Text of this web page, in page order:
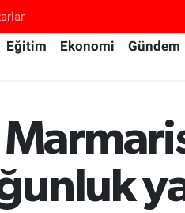
Eğitim Ekonomi Gündem